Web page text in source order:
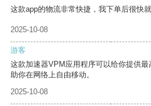
这款app的物流非常快捷，我下单后很快就
2025-10-08
游客
这款加速器VPM应用程序可以给你提供
助你在网络上自由移动。
2025-10-08